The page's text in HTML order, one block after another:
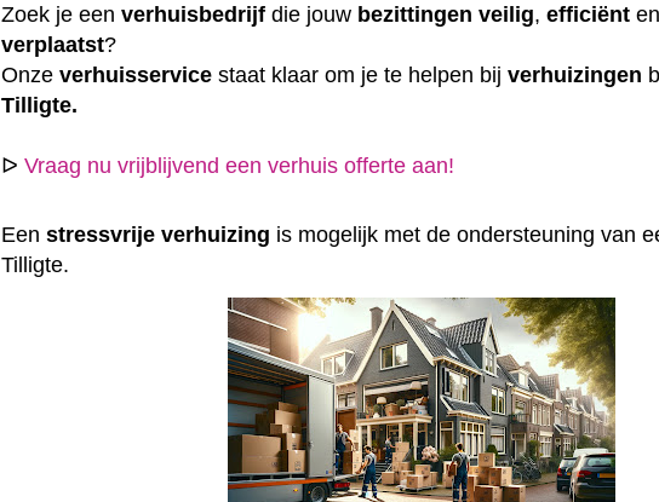
Zoek je eenverhuisbedrijf die jouw bezittingen veilig,efficiënt
verplaatst?
Onzeverhuisservice staat klaar om je te helpen bijverhuizingen
Tilligte.
ᐅVraag nu vrijblijvend een verhuis offerte aan!
Eenstressvrije verhuizing is mogelijk met de ondersteuning van
Tilligte.